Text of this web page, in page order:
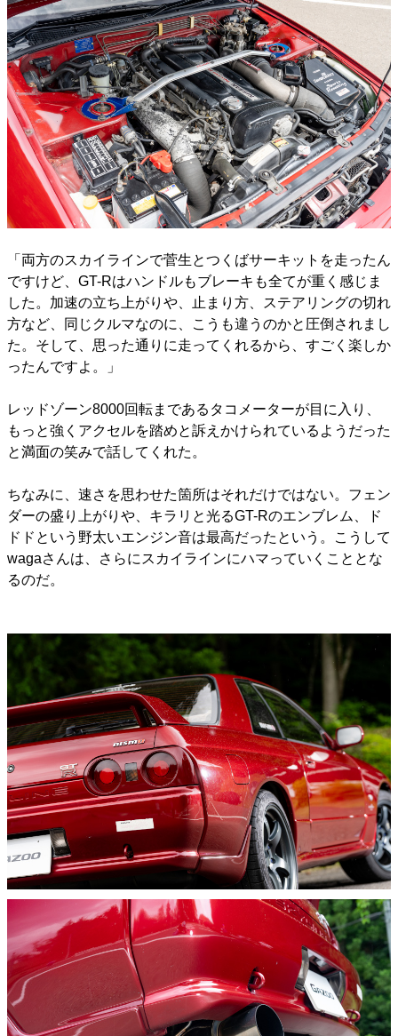
「両方のスカイラインで菅生とつくばサーキットを走ったん
ですけど、GT-Rはハンドルもブレーキも全てが重く感じま
した。加速の立ち上がりや、止まり方、ステアリングの切れ
方など、同じクルマなのに、こうも違うのかと圧倒されまし
た。そして、思った通りに走ってくれるから、すごく楽しか
ったんですよ。」
レッドゾーン8000回転まであるタコメーターが目に入り、
もっと強くアクセルを踏めと訴えかけられているようだった
と満面の笑みで話してくれた。
ちなみに、速さを思わせた箇所はそれだけではない。フェン
ダーの盛り上がりや、キラリと光るGT-Rのエンブレム、ド
ドドという野太いエンジン音は最高だったという。こうして
wagaさんは、さらにスカイラインにハマっていくこととな
るのだ。